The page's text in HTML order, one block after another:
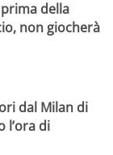
della
non giocherà
dal Milan di
l’ora di